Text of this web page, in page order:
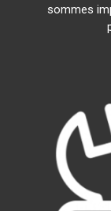
sommes